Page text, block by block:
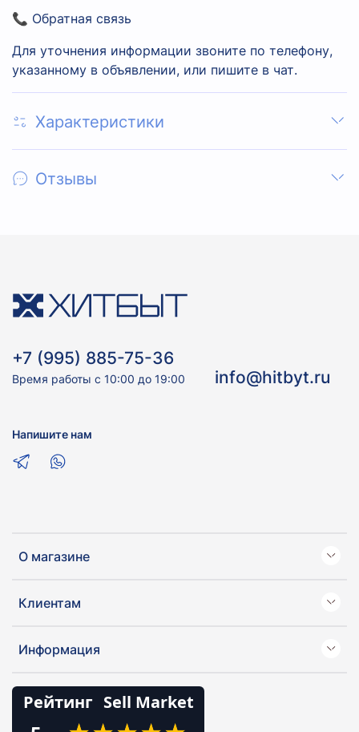
📞 Обратная связь
Для уточнения информации звоните по телефону,
указанному в объявлении, или пишите в чат.
Характеристики
Отзывы
О магазине
Клиентам
Информация
Рейтинг Sell Market
+7 (995) 885-75-36
Время работы с 10:00 до 19:00 info@hitbyt.ru
Напишите нам